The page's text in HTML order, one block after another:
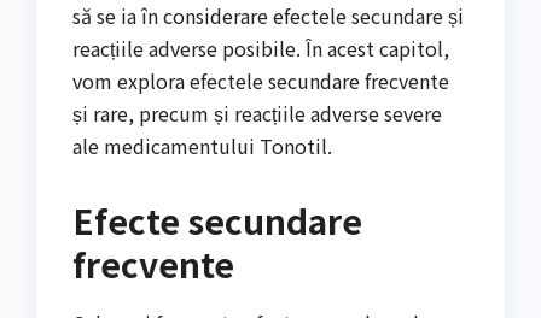
să se ia în considerare efectele secundare și
reacțiile adverse posibile. În acest capitol,
vom explora efectele secundare frecvente
și rare, precum și reacțiile adverse severe
ale medicamentului Tonotil.
Efecte secundare
frecvente